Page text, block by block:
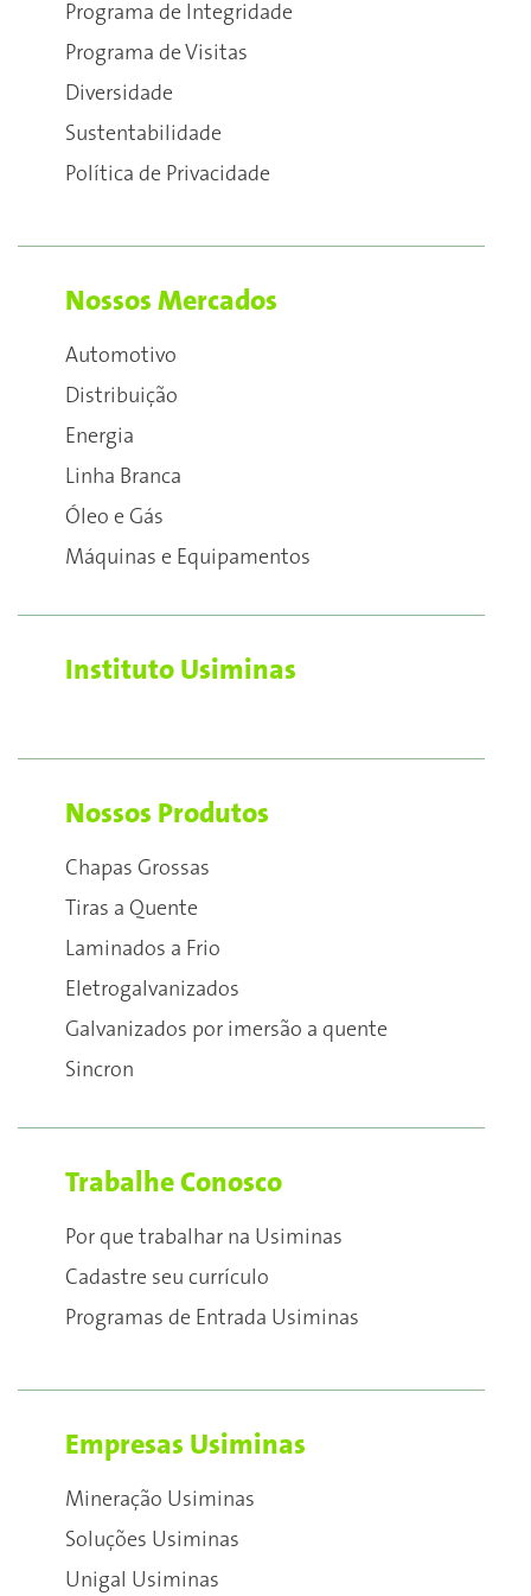
Programa de Integridade
Programa de Visitas
Diversidade
Sustentabilidade
Política de Privacidade
Nossos Mercados
Automotivo
Distribuição
Energia
Linha Branca
Óleo e Gás
Máquinas e Equipamentos
Instituto Usiminas
Nossos Produtos
Chapas Grossas
Tiras a Quente
Laminados a Frio
Eletrogalvanizados
Galvanizados por imersão a quente
Sincron
Trabalhe Conosco
Por que trabalhar na Usiminas
Cadastre seu currículo
Programas de Entrada Usiminas
Empresas Usiminas
Mineração Usiminas
Soluções Usiminas
Unigal Usiminas